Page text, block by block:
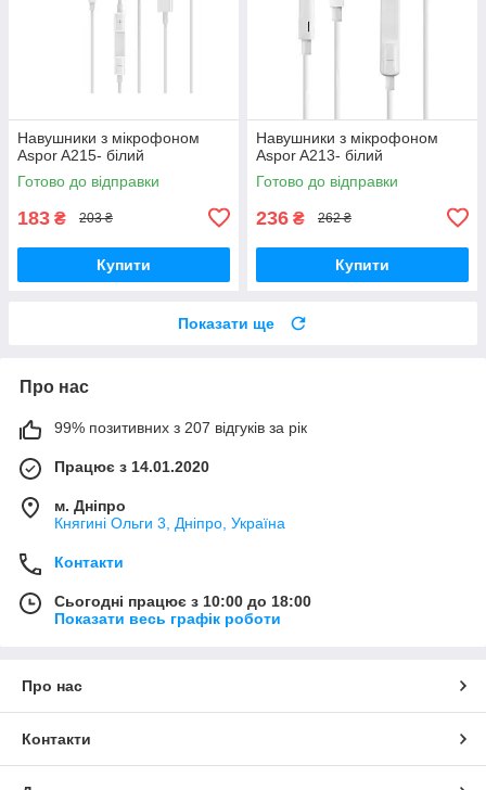
Навушники з мікрофоном
Aspor A215- білий
Готово до відправки
183 ₴ 203 ₴
Купити
Навушники з мікрофоном
Aspor A213- білий
Готово до відправки
236 ₴ 262 ₴
Купити
Показати ще
Про нас
99% позитивних з 207 відгуків за рік
Працює з 14.01.2020
м. Дніпро
Княгині Ольги 3, Дніпро, Україна
Контакти
Сьогодні працює з 10:00 до 18:00
Показати весь графік роботи
Про нас
Контакти